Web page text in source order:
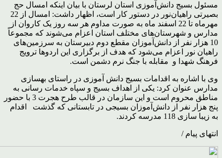
مسئول بسیج دانش‌آموزی استان لرستان با بیان اینکه امسال حج
بصیرتی راهیان‌نور در دستور کار است، اظهار داشت: امسال از 22
مهرماه تا 22 اسفند ماه به صورت مداوم هر سه روز یک کاروان از
مدارس و شهرستان‌های مختلف استان اعزام می‌شوند که مجموعاً
10 هزار نفر از دانش‌آموزان مقطع دوم دبیرستان به سرزمین‌های
راهیان نور اعزام می‌شود که هدف از برگزاری این اردوها ترویج
فرهنگ شهدا و مقابله با جنگ نرم دشمن است.
وی با اشاره به اقدامات بسیج دانش آموزی در راستای بهسازی
مدارس عنوان کرد: یکی از اهداف بسیج و سپاه خدمات رسانی به
مناطق محروم است و این سازمان در قالب طرح هجرت 3 با حضور
پنج هزار نفر از دانش‌آموزان بسیجی در تابستانی که گذشت اقدام
به زیبا سازی 118 مدرسه کردند.
انتهای پیام /